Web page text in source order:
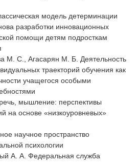
модель детерминации
разработки инновационных
помощи детям подросткам
М. С., Агасарян М. Б. Деятельность
траекторий обучения как
учащегося особыми
мышление: перспективы
на основе «низкоуровневых»
научное пространство
психологии
А. А. Федеральная служба